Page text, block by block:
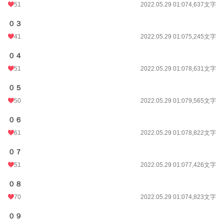
51 2022.05.29 01:074,637文字
０３
41 2022.05.29 01:075,245文字
０４
51 2022.05.29 01:078,631文字
０５
50 2022.05.29 01:079,565文字
０６
61 2022.05.29 01:078,822文字
０７
51 2022.05.29 01:077,426文字
０８
70 2022.05.29 01:074,823文字
０９